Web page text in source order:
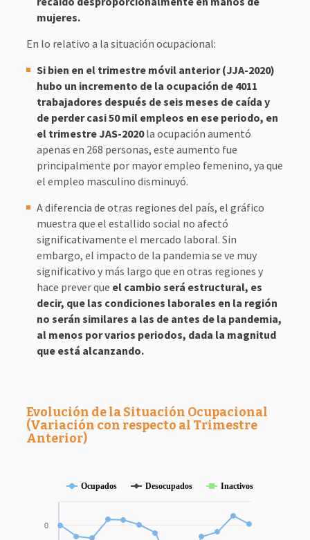
mujeres.
En lo relativo a la situación ocupacional:
Si bien en el trimestre móvil anterior (JJA-2020)
hubo un incremento de la ocupación de 4011
trabajadores después de seis meses de caída y
de perder casi 50 mil empleos en ese periodo, en
el trimestre JAS-2020la ocupación aumentó
apenas en 268 personas, este aumento fue
principalmente por mayor empleo femenino, ya que
el empleo masculino disminuyó.
A diferencia de otras regiones del país, el gráfico
muestra que el estallido social no afectó
significativamente el mercado laboral. Sin
embargo, el impacto de la pandemia se ve muy
significativo y más largo que en otras regiones y
hace prever que el cambio será estructural, es
decir, que las condiciones laborales en la región
no serán similares a las de antes de la pandemia,
al menos por varios periodos, dada la magnitud
que está alcanzando.
Evolución de la Situación Ocupacional
(Variación con respecto al Trimestre
Anterior)
Ocupados Desocupados Inactivos
0